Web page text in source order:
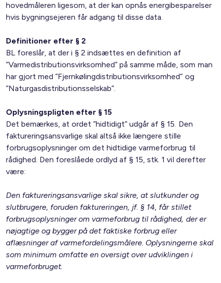
hovedmåleren ligesom, at der kan opnås energibesparelser
hvis bygningsejeren får adgang til disse data.
Definitioner efter § 2
BL foreslår, at der i § 2 indsættes en definition af
”Varmedistributionsvirksomhed” på samme måde, som man
har gjort med ”Fjernkølingdistributionsvirksomhed” og
”Naturgasdistributionsselskab”.
Oplysningspligten efter § 15
Det bemærkes, at ordet ”hidtidigt” udgår af § 15. Den
faktureringsansvarlige skal altså ikke længere stille
forbrugsoplysninger om det hidtidige varmeforbrug til
rådighed. Den foreslåede ordlyd af § 15, stk. 1 vil derefter
være:
Den faktureringsansvarlige skal sikre, at slutkunder og
slutbrugere, foruden faktureringen, jf. § 14, får stillet
forbrugsoplysninger om varmeforbrug til rådighed, der er
nøjagtige og bygger på det faktiske forbrug eller
aflæsninger af varmefordelingsmålere. Oplysningerne skal
som minimum omfatte en oversigt over udviklingen i
varmeforbruget.